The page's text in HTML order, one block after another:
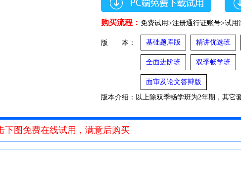
购买流程： 免费试用>注册通行证账号>试用
版 本： 基础题库版 精讲优选班
全面进阶班 双季畅学班
面审及论文答辩版
版本介绍：以上除双季畅学班为2年期，其它
算时间。
下图免费在线试用，满意后购买